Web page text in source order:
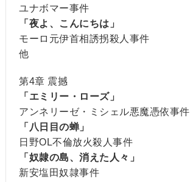
ユナボマー事件
「夜よ、こんにちは」
モーロ元伊首相誘拐殺人事件
他
第4章 震撼
「エミリー・ローズ」
アンネリーゼ・ミシェル悪魔憑依事件
「八日目の蝉」
日野OL不倫放火殺人事件
「奴隷の島、消えた人々」
新安塩田奴隷事件